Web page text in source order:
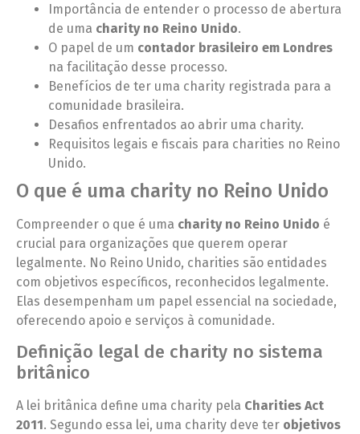
Importância de entender o processo de abertura
de uma charity no Reino Unido.
O papel de um contador brasileiro em Londres
na facilitação desse processo.
Benefícios de ter uma charity registrada para a
comunidade brasileira.
Desafios enfrentados ao abrir uma charity.
Requisitos legais e fiscais para charities no Reino
Unido.
O que é uma charity no Reino Unido
Compreender o que é uma charity no Reino Unido é
crucial para organizações que querem operar
legalmente. No Reino Unido, charities são entidades
com objetivos específicos, reconhecidos legalmente.
Elas desempenham um papel essencial na sociedade,
oferecendo apoio e serviços à comunidade.
Definição legal de charity no sistema
britânico
A lei britânica define uma charity pela Charities Act
2011. Segundo essa lei, uma charity deve ter objetivos